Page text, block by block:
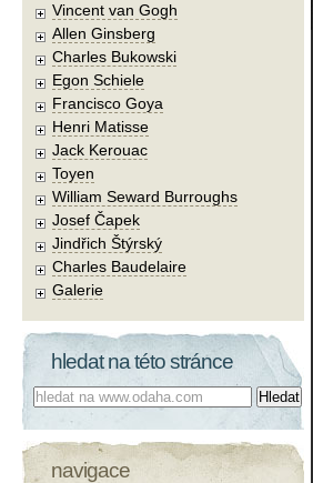
Vincent van Gogh
Allen Ginsberg
Charles Bukowski
Egon Schiele
Francisco Goya
Henri Matisse
Jack Kerouac
Toyen
William Seward Burroughs
Josef Čapek
Jindřich Štýrský
Charles Baudelaire
Galerie
hledat na této stránce
Co hledat:
navigace